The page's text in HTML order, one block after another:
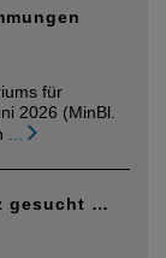
für
2026 (MinBl.
gesucht …